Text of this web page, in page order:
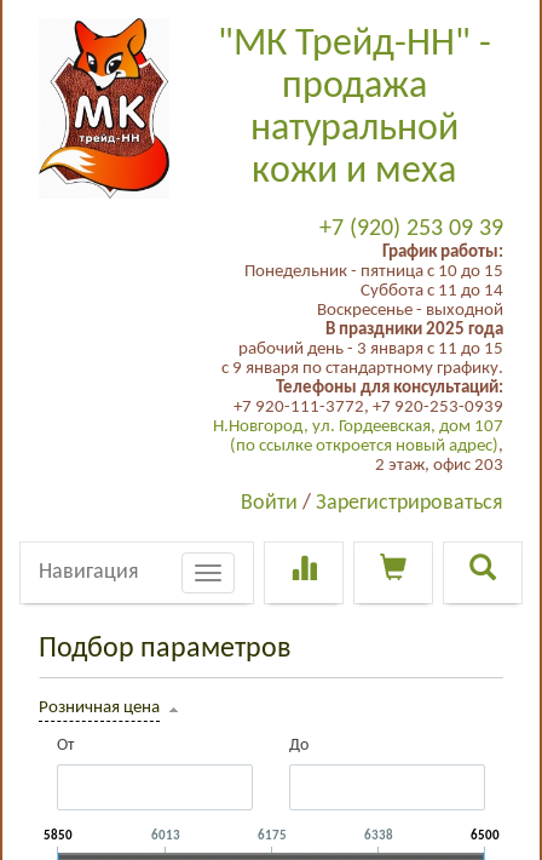
"МК Трейд-НН" -
продажа
натуральной
кожи и меха
+7 (920) 253 09 39
График работы:
Понедельник - пятница с 10 до 15
Суббота с 11 до 14
Воскресенье - выходной
В праздники 2025 года
рабочий день - 3 января с 11 до 15
с 9 января по стандартному графику.
Телефоны для консультаций:
+7 920-111-3772, +7 920-253-0939
Н.Новгород, ул. Гордеевская, дом 107
(по ссылке откроется новый адрес),
2 этаж, офис 203
Войти / Зарегистрироваться
Toggle
navigation
Навигация
Подбор параметров
Розничная цена
От До
5850 6013 6175 6338 6500